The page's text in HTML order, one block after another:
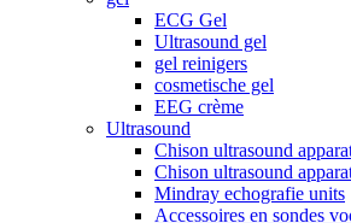
ECG Gel
Ultrasound gel
gel reinigers
cosmetische gel
EEG crème
Ultrasound
Chison ultrasound
Chison ultrasound
Mindray echografie units
Accessoires en sondes